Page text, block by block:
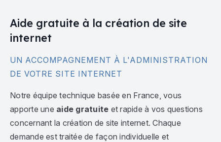
Aide gratuite à la création de site
internet
UN ACCOMPAGNEMENT À L'ADMINISTRATION
DE VOTRE SITE INTERNET
Notre équipe technique basée en France, vous
apporte une aide gratuite et rapide à vos questions
concernant la création de site internet. Chaque
demande est traitée de façon individuelle et